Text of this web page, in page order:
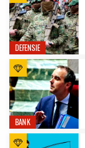
DEFENSIE
BANK